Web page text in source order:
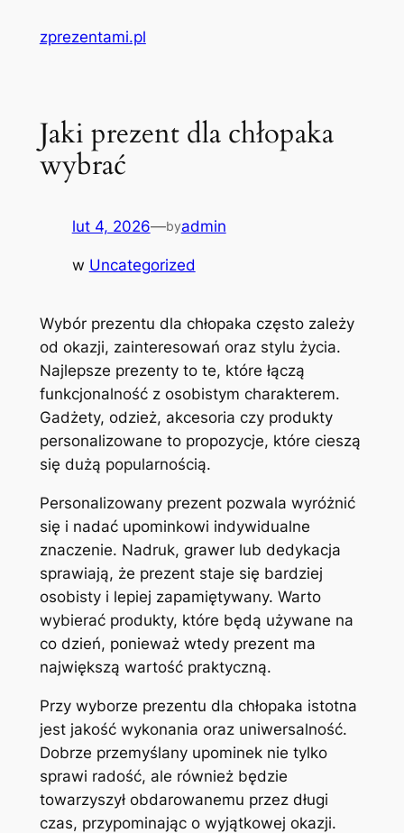
zprezentami.pl
Jaki prezent dla chłopaka
wybrać
lut 4, 2026—byadmin
w Uncategorized
Wybór prezentu dla chłopaka często zależy
od okazji, zainteresowań oraz stylu życia.
Najlepsze prezenty to te, które łączą
funkcjonalność z osobistym charakterem.
Gadżety, odzież, akcesoria czy produkty
personalizowane to propozycje, które cieszą
się dużą popularnością.
Personalizowany prezent pozwala wyróżnić
się i nadać upominkowi indywidualne
znaczenie. Nadruk, grawer lub dedykacja
sprawiają, że prezent staje się bardziej
osobisty i lepiej zapamiętywany. Warto
wybierać produkty, które będą używane na
co dzień, ponieważ wtedy prezent ma
największą wartość praktyczną.
Przy wyborze prezentu dla chłopaka istotna
jest jakość wykonania oraz uniwersalność.
Dobrze przemyślany upominek nie tylko
sprawi radość, ale również będzie
towarzyszył obdarowanemu przez długi
czas, przypominając o wyjątkowej okazji.